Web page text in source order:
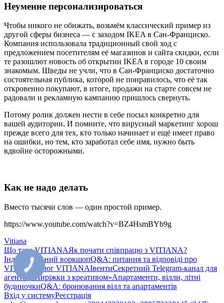
Неумение персонализироваться
Чтобы никого не обижать, возьмём классический пример из
другой сферы бизнеса — с заходом IKEA в Сан-Франциско.
Компания использовала традиционный свой ход с
предложением посетителям её магазинов и сайта скидки, если
те разошлют новость об открытии IKEA в городе 10 своим
знакомым. Шведы не учли, что в Сан-Франциско достаточно
состоятельная публика, которой не понравилось, что её так
откровенно покупают, в итоге, продажи на старте совсем не
радовали и рекламную кампанию пришлось свернуть.
Потому ролик должен нести в себе посыл конкретно для
вашей аудитории. И помните, что вирусный маркетинг хорош
прежде всего для тех, кто только начинает и ещё имеет право
на ошибки, но тем, кто заработал себе имя, нужно быть
вдвойне осторожными.
Как не надо делать
Вместо тысячи слов — один простой пример.
https://www.youtube.com/watch?v=BZ4HsmBYb9g
Vitiana
Що таке VITIANAЯк почати співпрацю з VITIANA?
Індивідуальний воркшопQ&A: питання та відповіді про
VITIANA
Блог VITIANAІвентиСекретний Telegram-канал для
агентів «Пиріжки з креативом»Апартаменти, вілли, літні
будиночкиQ&A: бронювання вілл та апартаментів
Вхід у системуРеєстрація
КНОПКА
ЗВ'ЯЗКУ